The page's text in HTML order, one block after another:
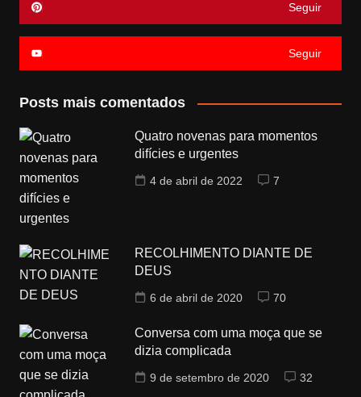
Seguir
Seguir
Posts mais comentados
Quatro novenas para momentos
difícies e urgentes
4 de abril de 2022 7
RECOLHIMENTO DIANTE DE
DEUS
6 de abril de 2020 70
Conversa com uma moça que se
dizia complicada
9 de setembro de 2020 32